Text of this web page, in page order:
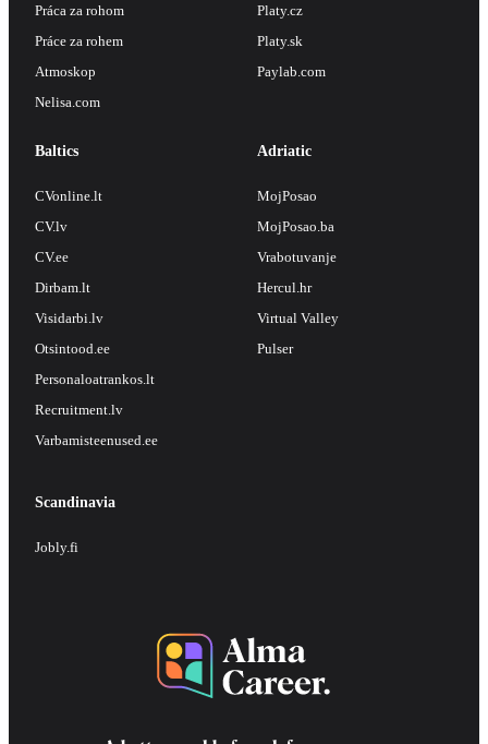
Práca za rohom
Práce za rohem
Atmoskop
Nelisa.com
Platy.cz
Platy.sk
Paylab.com
Baltics
CVonline.lt
CV.lv
CV.ee
Dirbam.lt
Visidarbi.lv
Otsintood.ee
Personaloatrankos.lt
Recruitment.lv
Varbamisteenused.ee
Adriatic
MojPosao
MojPosao.ba
Vrabotuvanje
Hercul.hr
Virtual Valley
Pulser
Scandinavia
Jobly.fi